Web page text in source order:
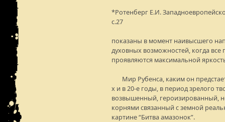
*Ротенберг Е.И.
с.27
показаны в момент наивысшего
духовных возможностей, когда
проявляются максимальной
Мир Рубенса, каким он
х и в 20-е годы, в период зрелого
возвышенный, героизированный,
корнями связанный с земной
картине “Битва амазонок”.